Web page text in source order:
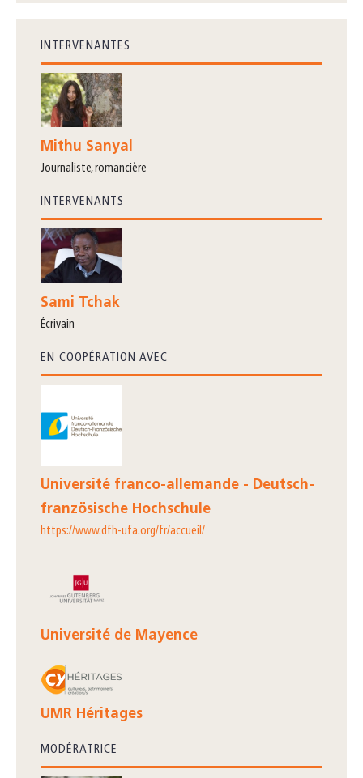
INTERVENANTES
Mithu Sanyal
journaliste, romancière
INTERVENANTS
Sami Tchak
écrivain
EN COOPÉRATION AVEC
Université franco-allemande - Deutsch-
französische Hochschule
https://www.dfh-ufa.org/fr/accueil/
Université de Mayence
UMR Héritages
MODÉRATRICE